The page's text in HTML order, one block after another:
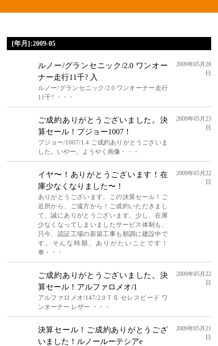
[年月]:2009-05
ルノー/グランセニック/2.0 ワンオー
ナー走行11千? 入
ルノー/グランセニック/2.0 ワンオーナー走行
11千? ・・・
2009年05月28
日
ご成約ありがとうございました。決
算セール！プジョー1007！
プジョー/1007/1.4 ご成約ありがとうございま
した。いやー。ようやく画像・・・
2009年05月23
日
イヤ〜！ありがとうございます！在
庫少なくなりました〜！
ありがとうございます。この決算セール！ご
近所から、ご遠方から！ご成約いただきまし
て、誠にありがとうございます。少し、在庫
少なくなってしまいましたサービス体制も、
只今、認証工場の新築工事も順調に建設中で
す。そんな時期、ありがたいことです！
車・・・
2009年05月22
日
ご成約ありがとうございました。決
算セール！アルファロメオ/1
アルファロメオ/147/2.0ＴＳ セレスピード ワ
ンオーナー レザー ・・・
2009年05月22
日
決算セール！ご成約ありがとうござ
いました！ルノールーテシアe
2009年05月21
日